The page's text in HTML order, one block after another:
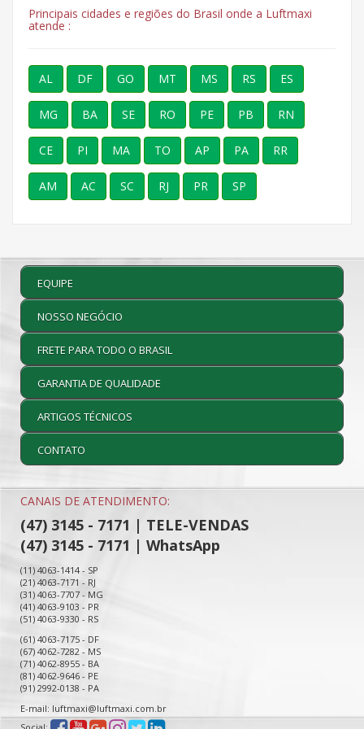
Principais cidades e regiões do Brasil onde a Luftmaxi
atende :
AL DF GO MT MS RS ES
MG BA SE RO PE PB RN
CE PI MA TO AP PA RR
AM AC SC RJ PR SP
EQUIPE
NOSSO NEGÓCIO
FRETE PARA TODO O BRASIL
GARANTIA DE QUALIDADE
ARTIGOS TÉCNICOS
CONTATO
CANAIS DE ATENDIMENTO:
(47) 3145 - 7171 | TELE-VENDAS
(47) 3145 - 7171 | WhatsApp
(11) 4063-1414 - SP
(21) 4063-7171 - RJ
(31) 4063-7707 - MG
(41) 4063-9103 - PR
(51) 4063-9330 - RS
(61) 4063-7175 - DF
(67) 4062-7282 - MS
(71) 4062-8955 - BA
(81) 4062-9646 - PE
(91) 2992-0138 - PA
E-mail: luftmaxi@luftmaxi.com.br